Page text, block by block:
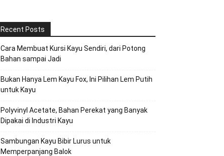
Recent Posts
Cara Membuat Kursi Kayu Sendiri, dari Potong
Bahan sampai Jadi
Bukan Hanya Lem Kayu Fox, Ini Pilihan Lem Putih
untuk Kayu
Polyvinyl Acetate, Bahan Perekat yang Banyak
Dipakai di Industri Kayu
Sambungan Kayu Bibir Lurus untuk
Memperpanjang Balok